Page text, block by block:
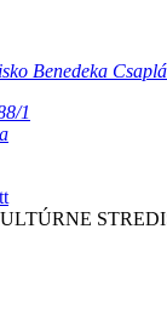
Benedeka
1